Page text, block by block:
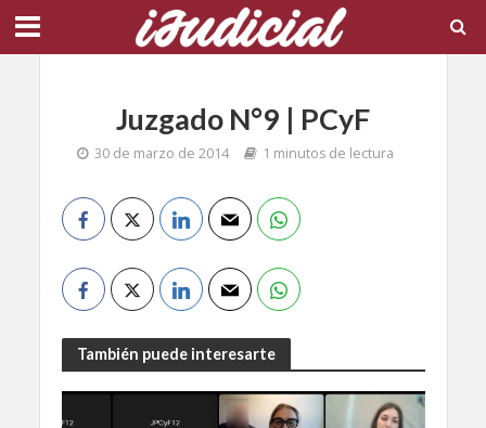
Juzgado N°9 | PCyF
30 de marzo de 2014 1 minutos de lectura
También puede interesarte